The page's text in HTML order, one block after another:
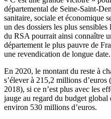
départemental de Seine-Saint-
sanitaire, sociale et économique
un des dossiers les plus
du RSA pourrait ainsi connaître
département le plus pauvre de
une revendication de longue date.
En 2020, le montant du reste à
s’élever à 215,2 millions
2018), si ce n’est plus avec les
jauge au regard du budget global
environ 530 millions d’euros.